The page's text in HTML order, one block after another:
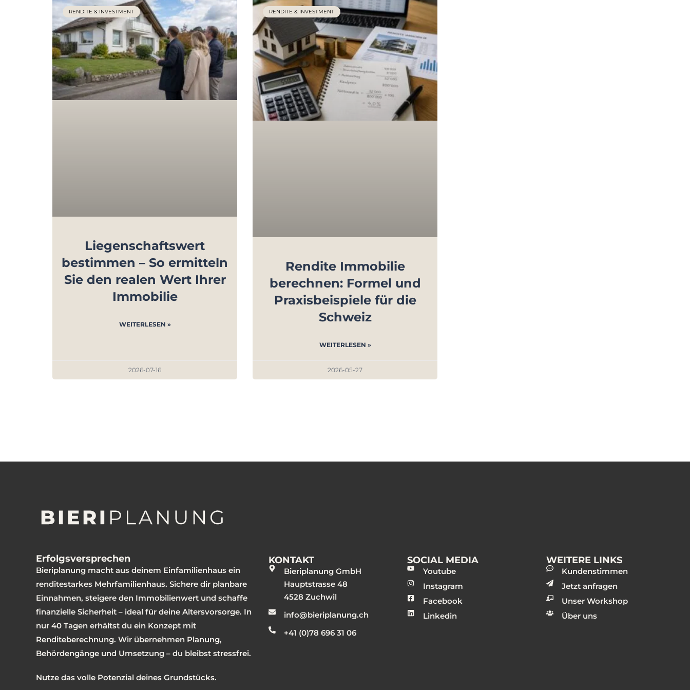
RENDITE & INVESTMENT
Liegenschaftswert
bestimmen – So ermitteln
Sie den realen Wert Ihrer
Immobilie
WEITERLESEN »
2026-07-16
RENDITE & INVESTMENT
Rendite Immobilie
berechnen: Formel und
Praxisbeispiele für die
Schweiz
WEITERLESEN »
2026-05-27
Erfolgsversprechen
Bieriplanung macht aus deinem Einfamilienhaus ein
renditestarkes Mehrfamilienhaus. Sichere dir planbare
Einnahmen, steigere den Immobilienwert und schaffe
finanzielle Sicherheit – ideal für deine Altersvorsorge. In
nur 40 Tagen erhältst du ein Konzept mit
Renditeberechnung. Wir übernehmen Planung,
Behördengänge und Umsetzung – du bleibst stressfrei.
Nutze das volle Potenzial deines Grundstücks.
KONTAKT
Bieriplanung GmbH
Hauptstrasse 48
4528 Zuchwil
info@bieriplanung.ch
+41 (0)78 696 31 06
SOCIAL MEDIA
Youtube
Instagram
Facebook
Linkedin
WEITERE LINKS
Kundenstimmen
Jetzt anfragen
Unser Workshop
Über uns